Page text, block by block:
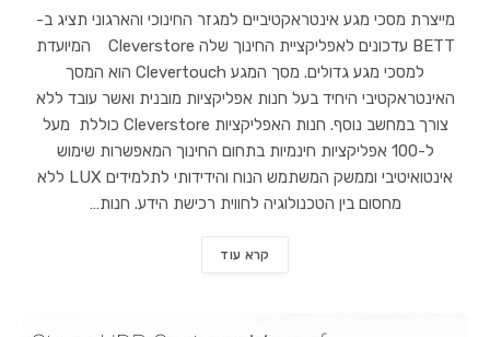
מייצרת מסכי מגע אינטראקטיביים למגזר החינוכי והארגוני תציג ב-
BETT עדכונים לאפליקציית החינוך שלה Cleverstore המיועדת
למסכי מגע גדולים. מסך המגע Clevertouch הוא המסך
האינטראקטיבי היחיד בעל חנות אפליקציות מובנית ואשר עובד ללא
צורך במחשב נוסף. חנות האפליקציות Cleverstore כוללת מעל
ל-100 אפליקציות חינמיות בתחום החינוך המאפשרות שימוש
אינטואיטיבי וממשק המשתמש הנוח והידידותי לתלמידים LUX ללא
מחסום בין הטכנולוגיה לחווית רכישת הידע. חנות…
קרא עוד